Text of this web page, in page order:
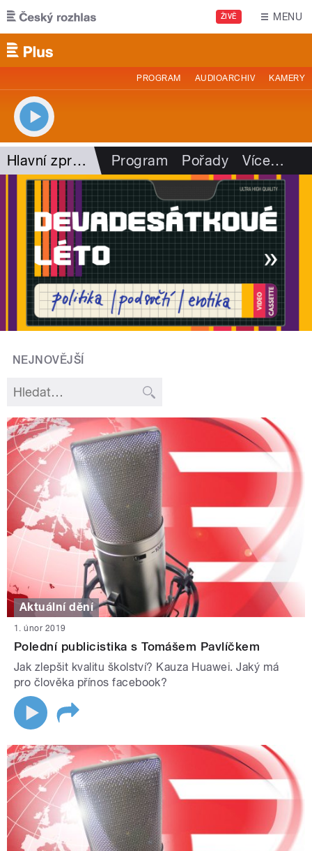
Přejít k hlavnímu obsahu
ŽIVĚ MENU
PROGRAM AUDIOARCHIV KAMERY
Hlavní zprávy - rozhovory Program Pořady Více…
NEJNOVĚJŠÍ
Aktuální dění
1. únor 2019
Polední publicistika s Tomášem Pavlíčkem
Jak zlepšit kvalitu školství? Kauza Huawei. Jaký má
pro člověka přínos facebook?